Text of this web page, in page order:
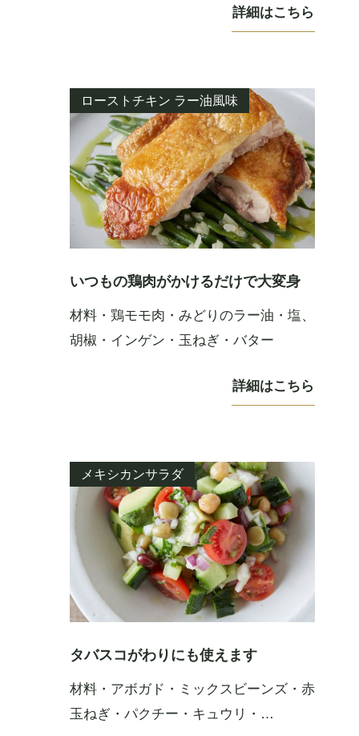
詳細はこちら
ローストチキン ラー油風味
いつもの鶏肉がかけるだけで大変身
材料・鶏モモ肉・みどりのラー油・塩、
胡椒・インゲン・玉ねぎ・バター
詳細はこちら
メキシカンサラダ
タバスコがわりにも使えます
材料・アボガド・ミックスビーンズ・赤
玉ねぎ・パクチー・キュウリ・…